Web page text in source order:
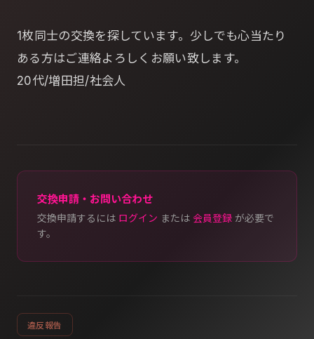
1枚同士の交換を探しています。少しでも心当たり
ある方はご連絡よろしくお願い致します。
20代/増田担/社会人
交換申請・お問い合わせ
交換申請するには ログイン または 会員登録 が必要で
す。
違反報告